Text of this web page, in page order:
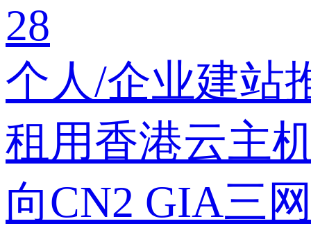
28
个人/企业建站
租用香港云主
向CN2 GIA三